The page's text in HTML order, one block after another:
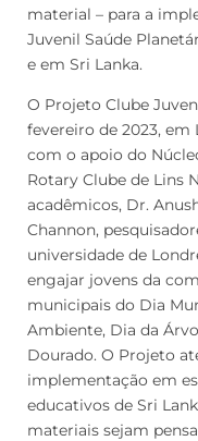
material – para a
Juvenil Saúde
e em Sri Lanka.
O Projeto Clube
fevereiro de 2023,
com o apoio do
Rotary Clube de Lins
acadêmicos, Dr.
Channon,
universidade de
engajar jovens da
municipais do Dia
Ambiente, Dia da
Dourado. O Projeto
implementação em
educativos de Sri
materiais sejam